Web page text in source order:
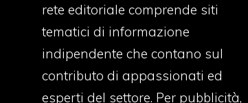
rete editoriale comprende siti
tematici di informazione
indipendente che contano sul
contributo di appassionati ed
esperti del settore. Per pubblicità,